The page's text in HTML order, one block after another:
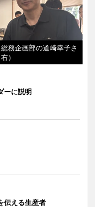
務企画部の道崎幸子さ
）
ーに説明
伝える生産者